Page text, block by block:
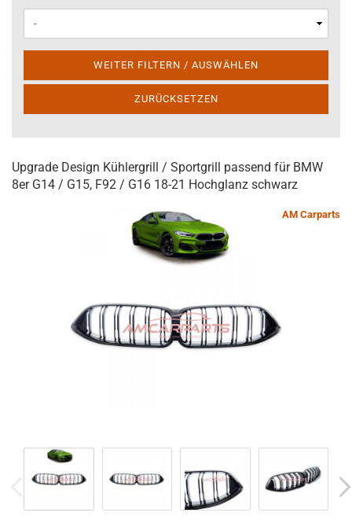
WEITER FILTERN / AUSWÄHLEN
ZURÜCKSETZEN
Upgrade Design Kühlergrill / Sportgrill passend für BMW
8er G14 / G15, F92 / G16 18-21 Hochglanz schwarz
AM Carparts